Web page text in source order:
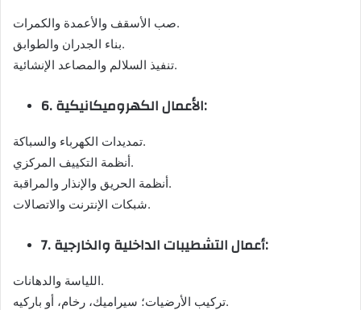
صب الأسقف والأعمدة والكمرات.
بناء الجدران والطوابق.
تنفيذ السلالم والمصاعد الإنشائية.
6. الأعمال الكهروميكانيكية:
تمديدات الكهرباء والسباكة.
أنظمة التكييف المركزي.
أنظمة الحريق والإنذار والمراقبة.
شبكات الإنترنت والاتصالات.
7. أعمال التشطيبات الداخلية والخارجية:
اللياسة والدهانات.
تركيب الأرضيات؛ سيراميك، رخام، أو باركيه.